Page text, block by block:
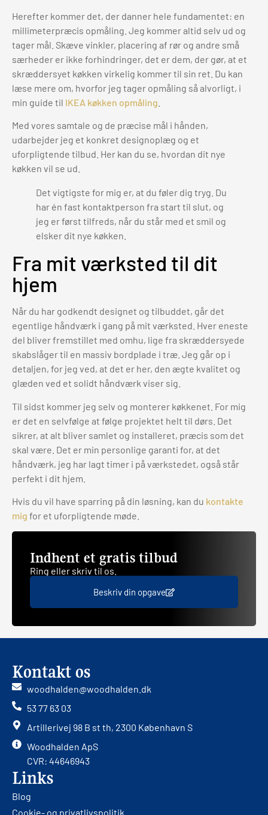
Herefter kommer det, der danner hele fundamentet: en
millimeterpræcis opmåling. Jeg kommer altid selv ud og
tager mål. Skæve vinkler, placering af rør og andre små
særheder er ikke forhindringer, det er dem, der gør, at et
skræddersyet køkken virkelig kommer til sin ret. Du kan
læse mere om, hvorfor jeg tager opmåling så alvorligt, i
min guide til IKEA køkken opmåling
Med vores samtale og de præcise mål i hånden,
udarbejder jeg et konkret designoplæg og et
uforpligtende tilbud. Her kan du se, hvordan dit nye
køkken vil se ud.
Det vigtigste for mig er, at du føler dig tryg. Du
har én fast kontaktperson fra start til slut, og
jeg er først tilfreds, når du står med et smil og
elsker dit nye køkken.
Fra mit værksted til dit
hjem
Når du har godkendt designet og tilbuddet, går det
egentlige håndværk i gang på mit værksted. Hver eneste
del bliver fremstillet med omhu, lige fra skræddersyede
skabslåger til en massiv bordplade i træ. Jeg går op i
detaljen, for jeg ved, at det er her, den ægte kvalitet og
glæden ved et solidt håndværk viser sig.
Til sidst kommer jeg selv og monterer køkkenet. For mig
er det en selvfølge at følge projektet helt til dørs. Det
sikrer, at alt bliver samlet og installeret, præcis som det
skal være. Det er min personlige garanti for, at det
håndværk, jeg har lagt timer i på værkstedet, også står
perfekt i dit hjem.
Hvis du vil have sparring på din løsning, kan du kontakte
mig for et uforpligtende møde.
Indhent et gratis tilbud
Ring eller skriv til os.
Beskriv din opgave
Kontakt os
woodhalden@woodhalden.dk
53 77 63 03
Artillerivej 98 B st th, 2300 København S
Woodhalden ApS
CVR: 44646943
Links
Blog
Cookie- og privatlivspolitik